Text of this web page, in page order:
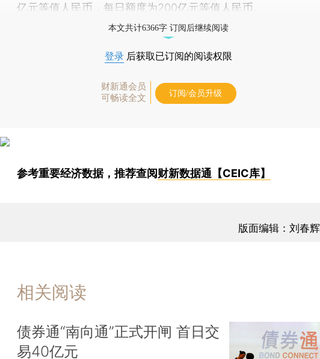
亿元等值人民币，每日额度为200亿元等值人民币。
本文共计6366字 订阅后继续阅读
登录 后获取已订阅的阅读权限
财新通会员
可畅读全文
订阅/会员升级
参考重要经济数据，推荐查阅财新数据通【CEIC库】
版面编辑：刘春辉
相关阅读
债券通“南向通”正式开闸 首日交
易40亿元